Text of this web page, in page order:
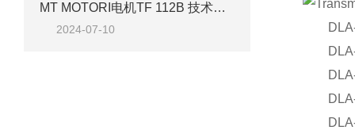
MT MOTORI电机TF 112B 技术介绍
2024-07-10
DLA-
DLA-
DLA-
DLA-
DLA-